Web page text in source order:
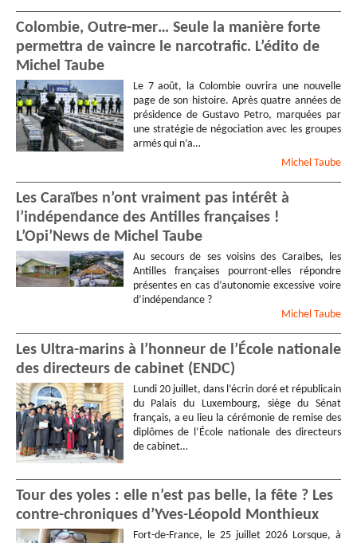
Colombie, Outre-mer… Seule la manière forte
permettra de vaincre le narcotrafic. L’édito de
Michel Taube
Le 7 août, la Colombie ouvrira une nouvelle
page de son histoire. Après quatre années de
présidence de Gustavo Petro, marquées par
une stratégie de négociation avec les groupes
armés qui n’a…
Michel Taube
Les Caraïbes n’ont vraiment pas intérêt à
l’indépendance des Antilles françaises !
L’Opi’News de Michel Taube
Au secours de ses voisins des Caraïbes, les
Antilles françaises pourront-elles répondre
présentes en cas d’autonomie excessive voire
d’indépendance ?
Michel Taube
Les Ultra-marins à l’honneur de l’École nationale
des directeurs de cabinet (ENDC)
Lundi 20 juillet, dans l’écrin doré et républicain
du Palais du Luxembourg, siège du Sénat
français, a eu lieu la cérémonie de remise des
diplômes de l’École nationale des directeurs
de cabinet…
Tour des yoles : elle n’est pas belle, la fête ? Les
contre-chroniques d’Yves-Léopold Monthieux
Fort-de-France, le 25 juillet 2026 Lorsque, à